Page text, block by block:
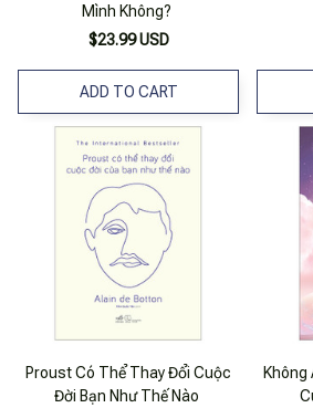
Mình Không?
$23.99 USD
ADD TO CART
Proust Có Thể Thay Đổi Cuộc
Đời Bạn Như Thế Nào
Không